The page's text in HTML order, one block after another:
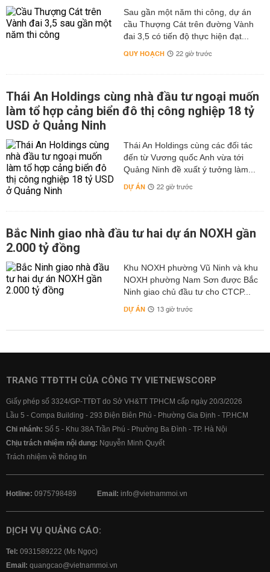
Sau gần một năm thi công, dự án
cầu Thượng Cát trên đường Vành
đai 3,5 có tiến độ thực hiện đạt...
QUY HOẠCH 22 giờ trước
Thái An Holdings cùng nhà đầu tư ngoại muốn
làm tổ hợp cảng biển đô thị công nghiệp 18 tỷ
USD ở Quảng Ninh
Thái An Holdings cùng các đối tác
đến từ Vương quốc Anh vừa tới
Quảng Ninh đề xuất ý tưởng làm...
DỰ ÁN 22 giờ trước
Bắc Ninh giao nhà đầu tư hai dự án NOXH gần
2.000 tỷ đồng
Khu NOXH phường Vũ Ninh và khu
NOXH phường Nam Sơn được Bắc
Ninh giao chủ đầu tư cho CTCP...
DỰ ÁN 13 giờ trước
TRANG TTĐTTH CỦA CÔNG TY VIETNEWSCORP
Giấy phép số 3324/GP-TTĐT do Sở VH&TT TPHCM cấp ngày 20/3/2026
Lầu 5 - Compa Building - 293 Điện Biên Phủ - Phường Gia Định - TP.HCM
Chi nhánh: Số 5 - Khu 38A Trần Phú - Phường Ba Đình - TP. Hà Nội
Chịu trách nhiệm nội dung: Nguyễn Minh Quyết
Trách nhiệm về thông tin
Hotline: 0975798489 Email: info@vietnammoi.vn
DỊCH VỤ QUẢNG CÁO:
Tel: 0931589222 (Ms Ngọc)
Email: quangcao@vietnammoi.vn